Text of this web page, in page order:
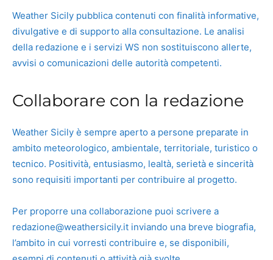
Weather Sicily pubblica contenuti con finalità informative,
divulgative e di supporto alla consultazione. Le analisi
della redazione e i servizi WS non sostituiscono allerte,
avvisi o comunicazioni delle autorità competenti.
Collaborare con la redazione
Weather Sicily è sempre aperto a persone preparate in
ambito meteorologico, ambientale, territoriale, turistico o
tecnico. Positività, entusiasmo, lealtà, serietà e sincerità
sono requisiti importanti per contribuire al progetto.
Per proporre una collaborazione puoi scrivere a
redazione@weathersicily.it inviando una breve biografia,
l’ambito in cui vorresti contribuire e, se disponibili,